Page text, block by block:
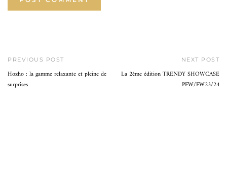
PREVIOUS POST
Hozho : la gamme relaxante et pleine de
surprises
NEXT POST
La 2ème édition TRENDY SHOWCASE
PFW/FW23/24